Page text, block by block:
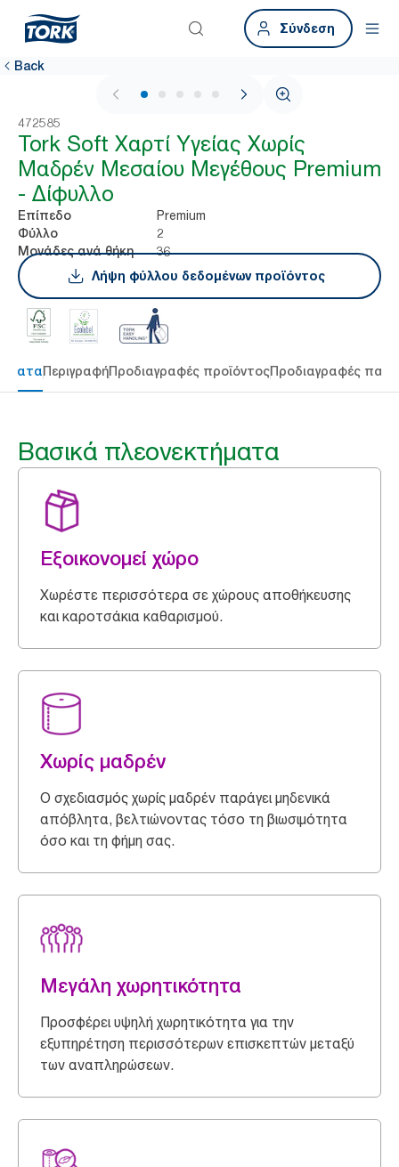
Σύνδεση
Back
1 / 5
472585
Tork Soft Χαρτί Υγείας Χωρίς
Μαδρέν Μεσαίου Μεγέθους Premium
- Δίφυλλο
Επίπεδο Premium
Φύλλο 2
Μονάδες ανά θήκη
36
Λήψη φύλλου δεδομένων προϊόντος
ΠεριγραφήΠροδιαγραφές προϊόντοςΠροδιαγραφές
Βασικά πλεονεκτήματα
Εξοικονομεί χώρο
Χωρέστε περισσότερα σε χώρους αποθήκευσης
και καροτσάκια καθαρισμού.
Χωρίς μαδρέν
Ο σχεδιασμός χωρίς μαδρέν παράγει μηδενικά
απόβλητα, βελτιώνοντας τόσο τη βιωσιμότητα
όσο και τη φήμη σας.
Μεγάλη χωρητικότητα
Προσφέρει υψηλή χωρητικότητα για την
εξυπηρέτηση περισσότερων επισκεπτών μεταξύ
των αναπληρώσεων.